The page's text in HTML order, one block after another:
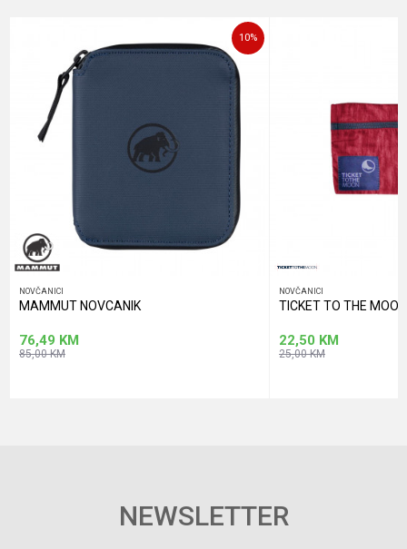
10%
NOVČANICI
MAMMUT NOVCANIK
76,49 KM
85,00KM
NOVČANICI
TICKET TO THE
22,50 KM
25,00KM
NEWSLETTER